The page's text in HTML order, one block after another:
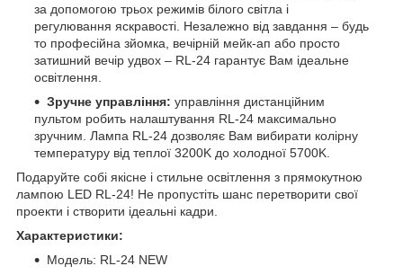
за допомогою трьох режимів білого світла і
регулювання яскравості. Незалежно від завдання – будь
то професійна зйомка, вечірній мейк-ап або просто
затишний вечір удвох – RL-24 гарантує Вам ідеальне
освітлення.
Зручне управління: управління дистанційним
пультом робить налаштування RL-24 максимально
зручним. Лампа RL-24 дозволяє Вам вибирати колірну
температуру від теплої 3200K до холодної 5700K.
Подаруйте собі якісне і стильне освітлення з прямокутною
лампою LED RL-24! Не пропустіть шанс перетворити свої
проекти і створити ідеальні кадри.
Характеристики:
Модель: RL-24 NEW